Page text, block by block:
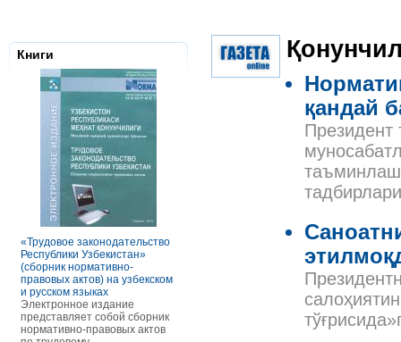
Книги
«Трудовое законодательство
Республики Узбекистан»
(сборник нормативно-
правовых актов) на узбекском
и русском языках
Электронное издание
представляет собой сборник
нормативно-правовых актов
РАСЧЕТЫ С ПЕРСОНАЛОМ II
В книге рассмотрены вопросы
отдельных сферах и случаях.
Налоговое
Сборник
правовых
Данное
по сути
сборник
правовых
законы,
қандай
Президент